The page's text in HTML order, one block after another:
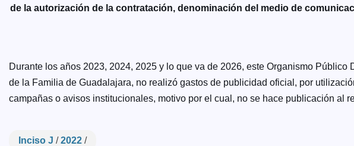
de la autorización de la contratación, denominación del medio de
Durante los años 2023, 2024, 2025 y lo que va de 2026, este Organismo
de la Familia de Guadalajara, no realizó gastos de publicidad oficial, por
campañas o avisos institucionales, motivo por el cual, no se hace publicación al
Inciso J /2022 /